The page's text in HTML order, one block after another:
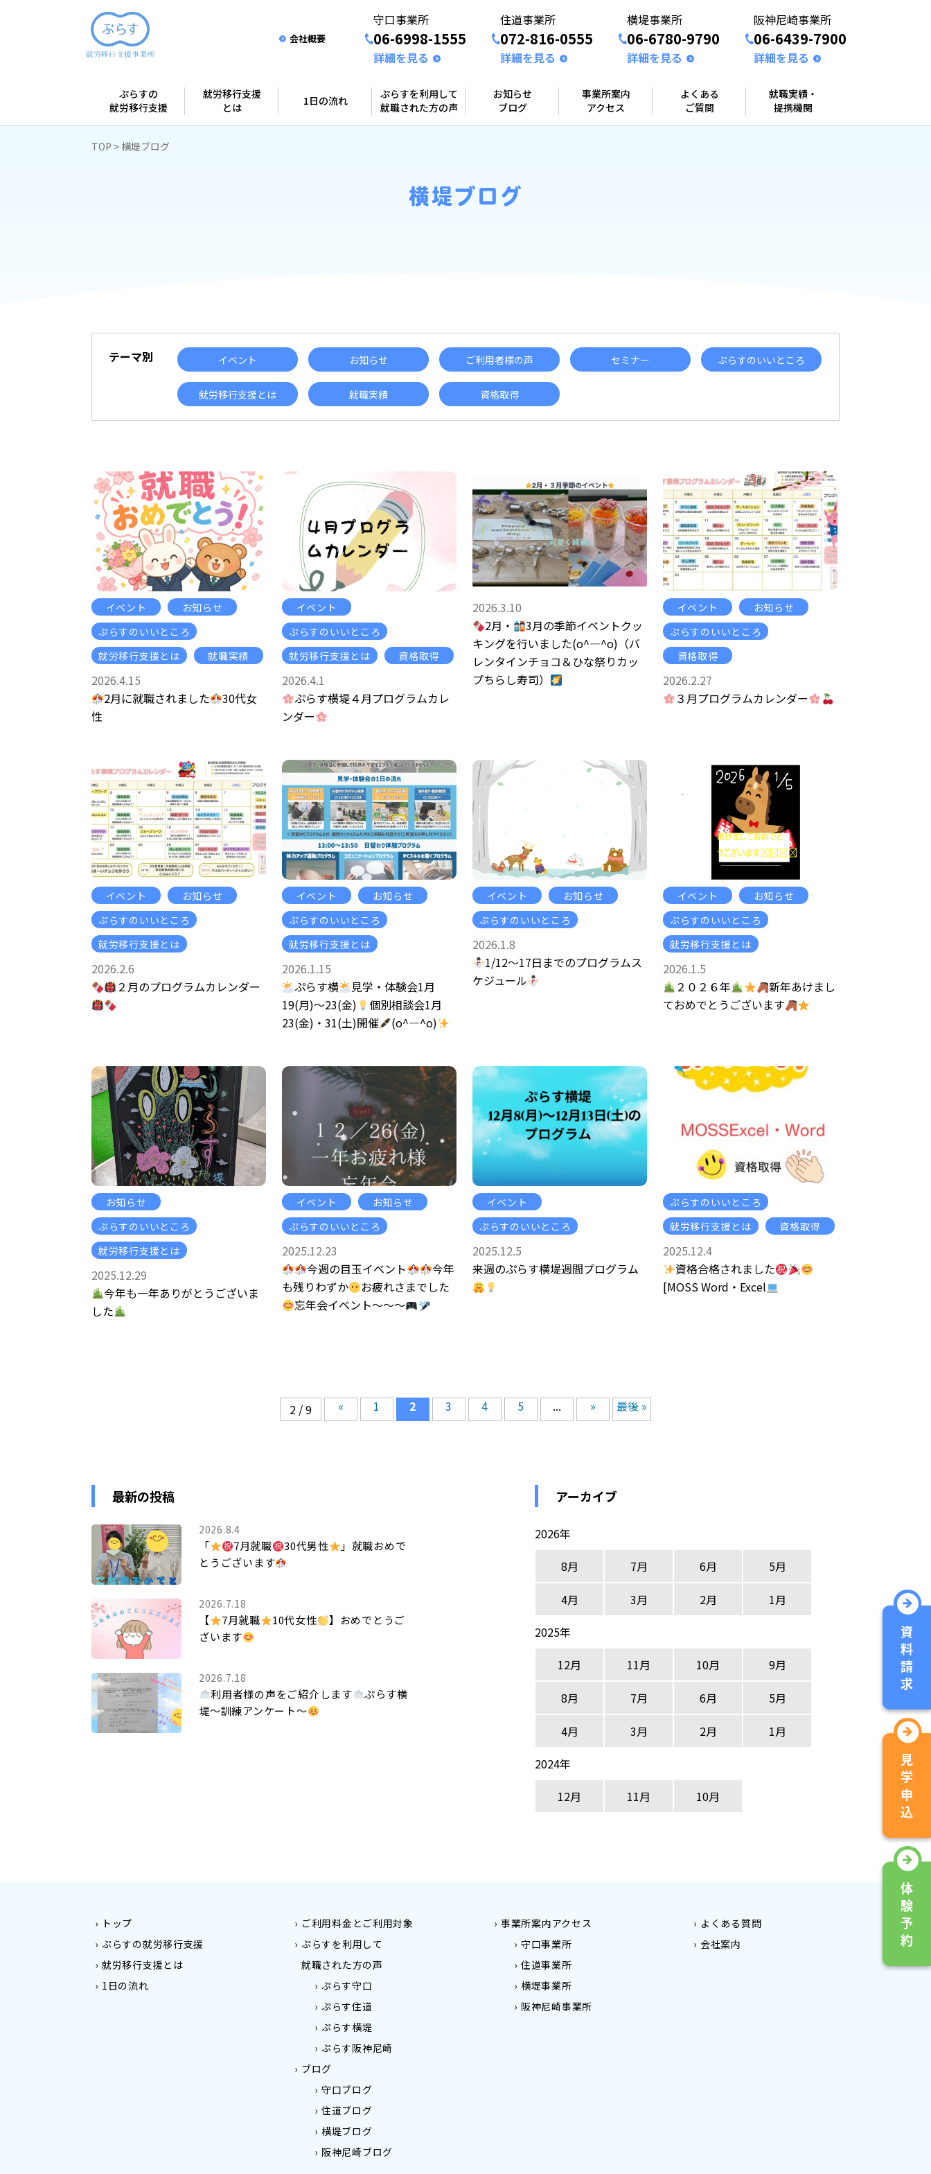
会社概要
守口事業所
06-6998-1555
詳細を見る
住道事業所
072-816-0555
詳細を見る
横堤事業所
06-6780-9790
詳細を見る
阪神尼崎事業所
06-6439-7900
詳細を見る
ぷらすの
就労移行支援
就労移行支援
とは
1日の流れ
ぷらすを利用して
就職された方の声
お知らせ
ブログ
事業所案内
アクセス
よくある
ご質問
就職実績・
提携機関
TOP 横堤ブログ
横堤ブログ
テーマ別 イベント お知らせ ご利用者様の声 セミナー ぷらすのいいところ
就労移行支援とは 就職実績 資格取得
イベント
お知らせ
ぷらすのいいところ
就労移行支援とは
就職実績
2026.4.15
2月に就職されました
30代女
性
イベント
ぷらすのいいところ
就労移行支援とは
資格取得
2026.4.1
ぷらす横堤４月プログラムカレ
ンダー
2026.3.10
2月・
3月の季節イベントクッ
キングを行いました(o^―^o)（バ
レンタインチョコ＆ひな祭りカッ
プちらし寿司）
イベント
お知らせ
ぷらすのいいところ
資格取得
2026.2.27
３月プログラムカレンダー
イベント
お知らせ
ぷらすのいいところ
就労移行支援とは
2026.2.6
２月のプログラムカレンダー
イベント
お知らせ
ぷらすのいいところ
就労移行支援とは
2026.1.15
ぷらす横
見学・体験会1月
19(月)～23(金)
個別相談会1月
23(金)・31(土)開催
(o^―^o)
イベント
お知らせ
ぷらすのいいところ
2026.1.8
1/12～17日までのプログラムス
ケジュール
イベント
お知らせ
ぷらすのいいところ
就労移行支援とは
2026.1.5
２０２６年
新年あけまし
ておめでとうございます
お知らせ
ぷらすのいいところ
就労移行支援とは
2025.12.29
今年も一年ありがとうございま
した
イベント
お知らせ
ぷらすのいいところ
2025.12.23
今週の目玉イベント
今年
も残りわずか
お疲れさまでした
忘年会イベント～～～
イベント
ぷらすのいいところ
2025.12.5
来週のぷらす横堤週間プログラム
ぷらすのいいところ
就労移行支援とは
資格取得
2025.12.4
資格合格されました
[MOSS Word・Excel
2 / 9 « 1 2 3 4 5 ... » 最後 »
最新の投稿
2026.8.4
「 7月就職 30代男性
」就職おめで
とうございます
2026.7.18
【 7月就職 10代女性
】おめでとうご
ざいます
2026.7.18
利用者様の声をご紹介します
ぷらす横
堤～訓練アンケート～
アーカイブ
2026年
8月
7月 6月
5月
4月
3月 2月
1月
2025年
12月
11月 10月
9月
8月
7月 6月
5月
4月
3月 2月
1月
2024年
12月
11月 10月
トップ
ぷらすの就労移行支援
就労移行支援とは
1日の流れ
ご利用料金とご利用対象
ぷらすを利用して
就職された方の声
ぷらす守口
ぷらす住道
ぷらす横堤
ぷらす阪神尼崎
ブログ
守口ブログ
住道ブログ
横堤ブログ
阪神尼崎ブログ
事業所案内アクセス
守口事業所
住道事業所
横堤事業所
阪神尼崎事業所
よくある質問
会社案内